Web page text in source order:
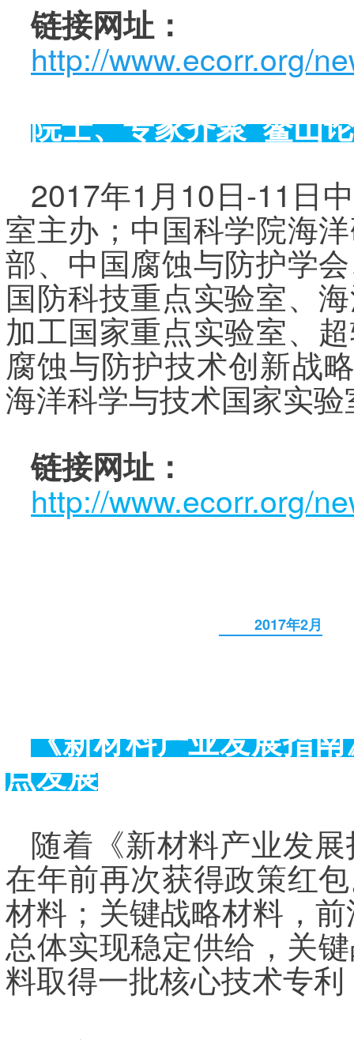
链接网址：
http://www.ecorr.org/
院士、专家齐聚“鳌山
2017年1月10日-11日
室主办；中国科学院海
部、中国腐蚀与防护学
国防科技重点实验室、
加工国家重点实验室、
腐蚀与防护技术创新战
海洋科学与技术国家实
链接网址：
http://www.ecorr.org/
2017年2月
《新材料产业发展指
点发展
随着《新材料产业发
在年前再次获得政策红
材料；关键战略材料，
总体实现稳定供给，关
料取得一批核心技术专